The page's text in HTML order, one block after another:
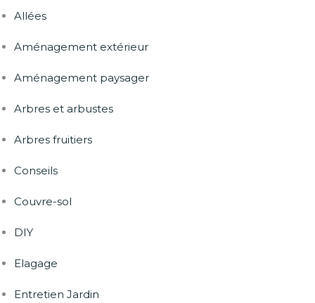
Allées
Aménagement extérieur
Aménagement paysager
Arbres et arbustes
Arbres fruitiers
Conseils
Couvre-sol
DIY
Elagage
Entretien Jardin